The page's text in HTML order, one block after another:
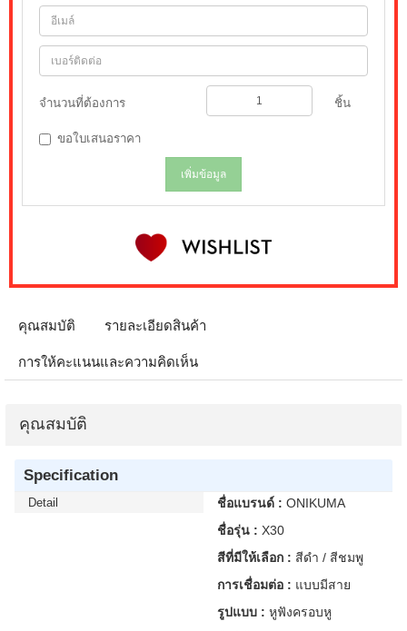
จำนวนที่ต้องการ ชิ้น
ขอใบเสนอราคา
เพิ่มข้อมูล
คุณสมบัติ รายละเอียดสินค้า
การให้คะแนนและความคิดเห็น
คุณสมบัติ
Specification
Detail ชื่อแบรนด์ : ONIKUMA
ชื่อรุ่น : X30
สีที่มีให้เลือก : สีดำ / สีชมพู
การเชื่อมต่อ : แบบมีสาย
รูปแบบ : หูฟังครอบหู